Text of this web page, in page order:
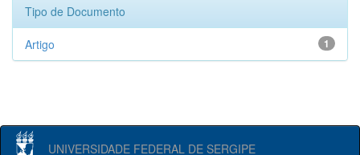
Tipo de Documento
1
Artigo
UNIVERSIDADE FEDERAL DE SERGIPE